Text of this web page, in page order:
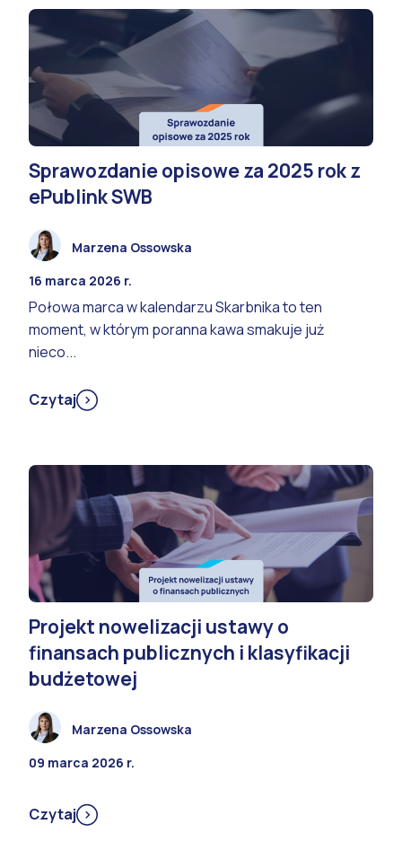
Sprawozdanie opisowe za 2025 rok z
ePublink SWB
Marzena Ossowska
16 marca 2026 r.
Połowa marca w kalendarzu Skarbnika to ten
moment, w którym poranna kawa smakuje już
nieco...
Czytaj
Projekt nowelizacji ustawy o
finansach publicznych i klasyfikacji
budżetowej
Marzena Ossowska
09 marca 2026 r.
Czytaj